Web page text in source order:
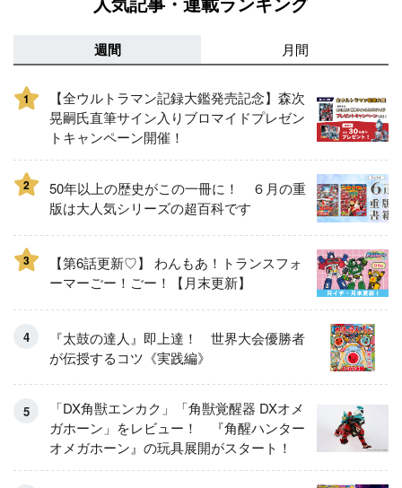
週間 月間
1
【全ウルトラマン記録大鑑発売記念】森次
晃嗣氏直筆サイン入りブロマイドプレゼン
トキャンペーン開催！
2
50年以上の歴史がこの一冊に！ ６月の重
版は大人気シリーズの超百科です
3
【第6話更新♡】 わんもあ！トランスフォ
ーマーごー！ごー！【月末更新】
『太鼓の達人』即上達！ 世界大会優勝者
が伝授するコツ《実践編》
「DX角獣エンカク」「角獣覚醒器 DXオメ
ガホーン」をレビュー！ 『角醒ハンター
オメガホーン』の玩具展開がスタート！